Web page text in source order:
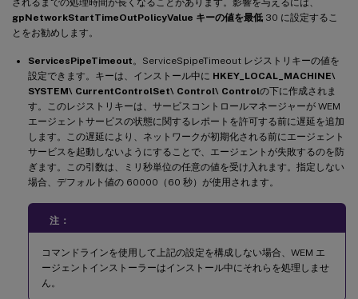
gpNetworkStartTimeOutPolicyValue キーの値を最低 30 に設定するこ
とをお勧めします。
ServicesPipeTimeout 。ServiceSpipeTimeout レジストリキーの値を
設定できます。キーは、インストール中に HKEY_LOCAL_MACHINE\
SYSTEM\ CurrentControlSet\ Control\ Controlの下に作成されま
す。このレジストリキーは、サービスコントロールマネージャーが WEM
エージェントサービスの状態に関するレポートを許可する前に遅延を追加
します。この遅延により、ネットワークが初期化される前にエージェント
サービスを起動しないようにすることで、エージェントが失敗するのを防
ぎます。この引数は、ミリ秒単位の任意の値を受け入れます。指定しない
場合、デフォルト値の 60000（60 秒）が使用されます。
注：
コマンドラインを使用して上記の設定を構成しない場合、WEM エ
ージェントインストーラーはインストール中にそれらを処理しませ
ん。